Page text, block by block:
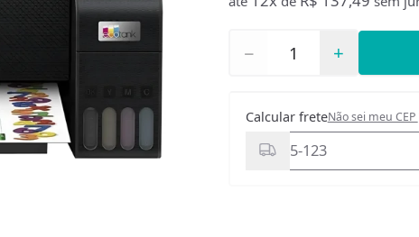
− +
Calcular freteNão sei meu CEP